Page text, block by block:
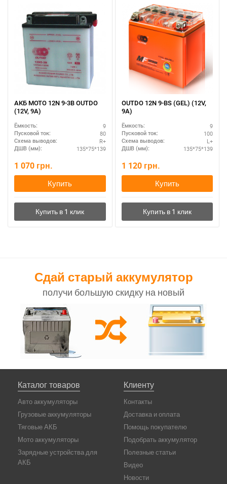
АКБ MOTO 12N 9-3B OUTDO
(12V, 9A)
Ёмкость: 9
Пусковой ток: 80
Схема выводов: R+
ДШВ (мм): 135*75*139
1 070 грн.
Купить
OUTDO 12N 9-BS (GEL) (12V,
9A)
Ёмкость: 9
Пусковой ток: 100
Схема выводов: L+
ДШВ (мм): 135*75*139
1 120 грн.
Купить
Сдай старый аккумулятор
получи большую скидку на новый
Каталог товаров
Авто аккумуляторы
Грузовые аккумуляторы
Тяговые АКБ
Мото аккумуляторы
Зарядные устройства для
АКБ
Клиенту
Контакты
Доставка и оплата
Помощь покупателю
Подобрать аккумулятор
Полезные статьи
Видео
Новости